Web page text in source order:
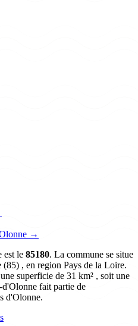
→
est le 85180. La commune se situe
(85) , en region Pays de la Loire.
superficie de 31 km² , soit une
d'Olonne fait partie de
d'Olonne.